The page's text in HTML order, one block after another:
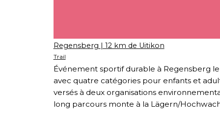
Regensberg | 12 km de Uitikon
Trail
Événement sportif durable à Regensberg
avec quatre catégories pour enfants et
versés à deux organisations
long parcours monte à la Lägern/